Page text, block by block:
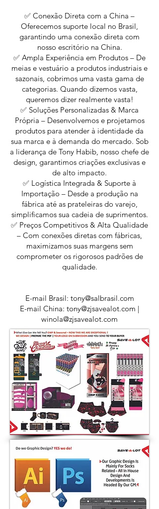
✅ Conexão Direta com a China –
Oferecemos suporte local no Brasil,
garantindo uma conexão direta com
nosso escritório na China.
✅ Ampla Experiência em Produtos – De
meias e vestuário a produtos industriais e
sazonais, cobrimos uma vasta gama de
categorias. Quando dizemos vasta,
queremos dizer realmente vasta!
✅ Soluções Personalizadas & Marca
Própria – Desenvolvemos e projetamos
produtos para atender à identidade da
sua marca e à demanda do mercado. Sob
a liderança de Tony Habib, nosso chefe de
design, garantimos criações exclusivas e
de alto impacto.
✅ Logística Integrada & Suporte à
Importação – Desde a produção na
fábrica até as prateleiras do varejo,
simplificamos sua cadeia de suprimentos.
✅ Preços Competitivos & Alta Qualidade
– Com conexões diretas com fábricas,
maximizamos suas margens sem
comprometer os rigorosos padrões de
qualidade.
​​​​​​​​​E-mail Brasil: tony@salbrasil.com
E-mail China: tony@zjsavealot.com |
winola@zjsavealot.com